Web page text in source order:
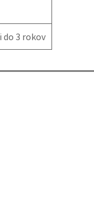
do 3 rokov